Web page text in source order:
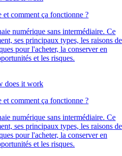
comment ça fonctionne ?
numérique sans intermédiaire. Ce
ses principaux types, les raisons de
pour l'acheter, la conserver en
et les risques.
comment ça fonctionne ?
numérique sans intermédiaire. Ce
ses principaux types, les raisons de
pour l'acheter, la conserver en
et les risques.